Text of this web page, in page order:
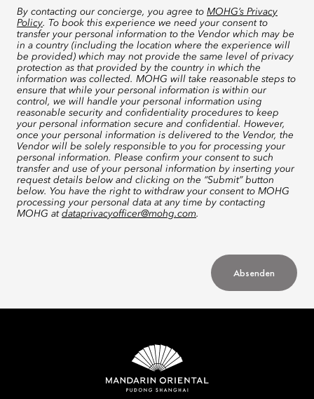
By contacting our concierge, you agree to MOHG’s Privacy
Policy. To book this experience we need your consent to
transfer your personal information to the Vendor which may be
in a country (including the location where the experience will
be provided) which may not provide the same level of privacy
protection as that provided by the country in which the
information was collected. MOHG will take reasonable steps to
ensure that while your personal information is within our
control, we will handle your personal information using
reasonable security and confidentiality procedures to keep
your personal information secure and confidential. However,
once your personal information is delivered to the Vendor, the
Vendor will be solely responsible to you for processing your
personal information. Please confirm your consent to such
transfer and use of your personal information by inserting your
request details below and clicking on the “Submit” button
below. You have the right to withdraw your consent to MOHG
processing your personal data at any time by contacting
MOHG at dataprivacyofficer@mohg.com.
Absenden